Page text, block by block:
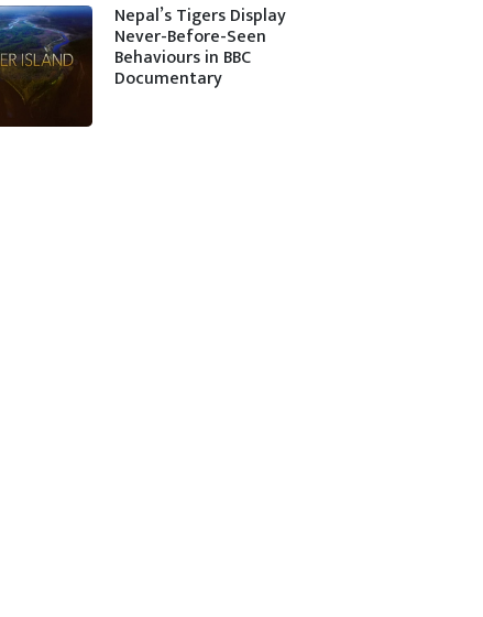
Nepal’s Tigers Display
Never-Before-Seen
Behaviours in BBC
Documentary